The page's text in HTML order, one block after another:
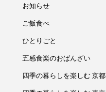
お知らせ
ご飯食べ
ひとりごと
五感食楽のおばんざい
四季の暮らしを楽しむ 京都